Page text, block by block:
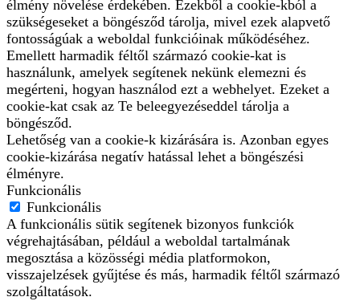
élmény növelése érdekében. Ezekből a cookie-kból a
szükségeseket a böngésződ tárolja, mivel ezek alapvető
fontosságúak a weboldal funkcióinak működéséhez.
Emellett harmadik féltől származó cookie-kat is
használunk, amelyek segítenek nekünk elemezni és
megérteni, hogyan használod ezt a webhelyet. Ezeket a
cookie-kat csak az Te beleegyezéseddel tárolja a
böngésződ.
Lehetőség van a cookie-k kizárására is. Azonban egyes
cookie-kizárása negatív hatással lehet a böngészési
élményre.
Funkcionális
Funkcionális
A funkcionális sütik segítenek bizonyos funkciók
végrehajtásában, például a weboldal tartalmának
megosztása a közösségi média platformokon,
visszajelzések gyűjtése és más, harmadik féltől származó
szolgáltatások.